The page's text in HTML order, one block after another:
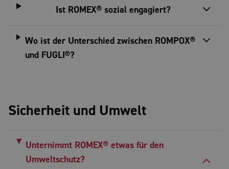
Ist ROMEX® sozial engagiert?
Wo ist der Unterschied zwischen ROMPOX®
und FUGLI®?
Sicherheit und Umwelt
Unternimmt ROMEX® etwas für den
Umweltschutz?